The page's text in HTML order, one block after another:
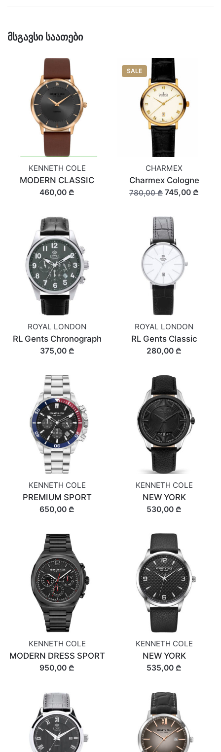
მსგავსი საათები
KENNETH COLE
MODERN CLASSIC
460,00 ₾
SALE
CHARMEX
Charmex Cologne
780,00 ₾ 745,00 ₾
ROYAL LONDON
RL Gents Chronograph
375,00 ₾
ROYAL LONDON
RL Gents Classic
280,00 ₾
KENNETH COLE
PREMIUM SPORT
650,00 ₾
KENNETH COLE
NEW YORK
530,00 ₾
KENNETH COLE
MODERN DRESS SPORT
950,00 ₾
KENNETH COLE
NEW YORK
535,00 ₾